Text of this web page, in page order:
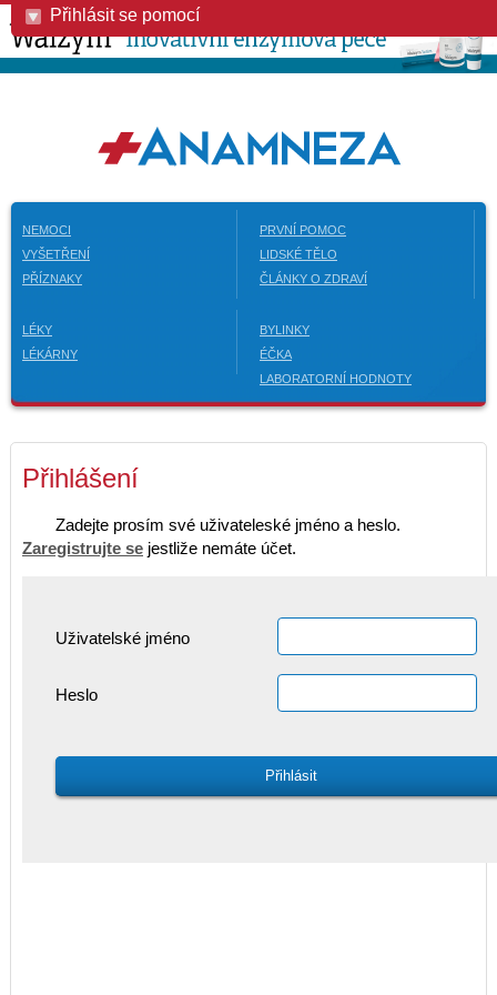
Přihlásit se pomocí
NEMOCI
VYŠETŘENÍ
PŘÍZNAKY
PRVNÍ POMOC
LIDSKÉ TĚLO
ČLÁNKY O ZDRAVÍ
LÉKY
LÉKÁRNY
BYLINKY
ÉČKA
LABORATORNÍ HODNOTY
Přihlášení
Zadejte prosím své uživateleské jméno a heslo.
Zaregistrujte se jestliže nemáte účet.
Uživatelské jméno
Heslo